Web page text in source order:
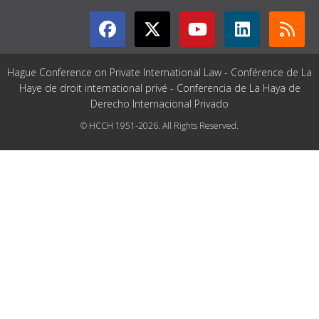
Hague Conference on Private International Law - Conférence de La
Haye de droit international privé - Conferencia de La Haya de
Derecho Internacional Privado
© HCCH 1951-2026. All Rights Reserved.